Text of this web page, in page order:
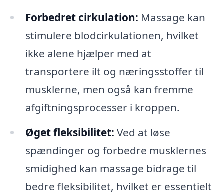
Forbedret cirkulation: Massage kan
stimulere blodcirkulationen, hvilket
ikke alene hjælper med at
transportere ilt og næringsstoffer til
musklerne, men også kan fremme
afgiftningsprocesser i kroppen.
Øget fleksibilitet: Ved at løse
spændinger og forbedre musklernes
smidighed kan massage bidrage til
bedre fleksibilitet, hvilket er essentielt